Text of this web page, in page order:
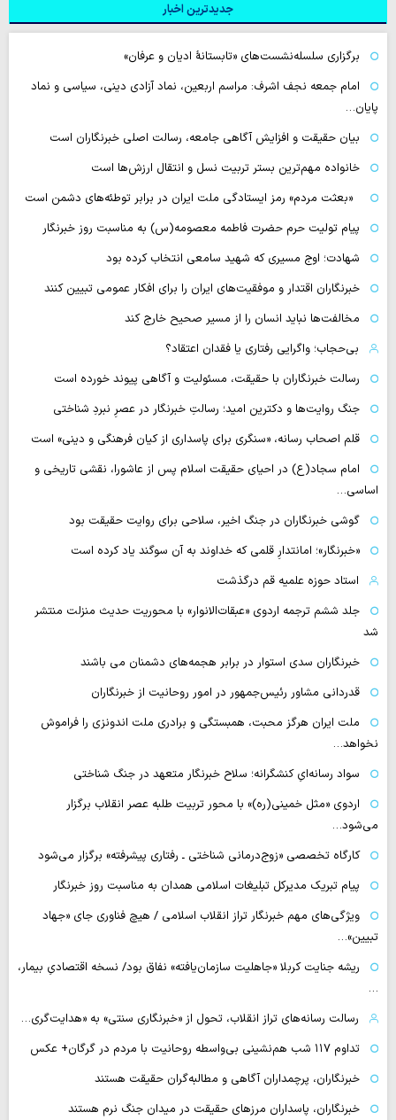
جدیدترین اخبار
برگزاری سلسله‌نشست‌های «تابستانهٔ ادیان و عرفان»
امام جمعه نجف اشرف: مراسم اربعین، نماد آزادی دینی، سیاسی و نماد
پایان…
بیان حقیقت و افزایش آگاهی جامعه، رسالت اصلی خبرنگاران است
خانواده مهم‌ترین بستر تربیت نسل و انتقال ارزش‌ها است
«بعثت مردم» رمز ایستادگی ملت ایران در برابر توطئه‌های دشمن است
پیام تولیت حرم حضرت فاطمه معصومه(س) به مناسبت روز خبرنگار
شهادت؛ اوج مسیری که شهید سامعی انتخاب کرده بود
خبرنگاران اقتدار و موفقیت‌های ایران را برای افکار عمومی تبیین کنند
مخالفت‌ها نباید انسان را از مسیر صحیح خارج کند
بی‌حجاب؛ واگرایی رفتاری یا فقدان اعتقاد؟
رسالت خبرنگاران با حقیقت، مسئولیت و آگاهی پیوند خورده است
جنگ روایت‌ها و دکترین امید؛ رسالتِ خبرنگار در عصرِ نبردِ شناختی
قلم اصحاب رسانه، «سنگری برای پاسداری از کیان فرهنگی و دینی» است
امام سجاد(ع) در احیای حقیقت اسلام پس از عاشورا، نقشی تاریخی و
اساسی…
گوشی خبرنگاران در جنگ اخیر، سلاحی برای روایت حقیقت بود
«خبرنگار»؛ امانتدارِ قلمی که خداوند به آن سوگند یاد کرده است
استاد حوزه علمیه قم درگذشت
جلد ششم ترجمه اردوی «عبقات‌الانوار» با محوریت حدیث منزلت منتشر
شد
خبرنگاران سدی استوار در برابر هجمه‌های دشمنان می باشند
قدردانی مشاور رئیس‌جمهور در امور روحانیت از خبرنگاران
ملت ایران هرگز محبت، همبستگی و برادری ملت اندونزی را فراموش
نخواهد…
سواد رسانه‌ایِ کنشگرانه؛ سلاح خبرنگار متعهد در جنگ شناختی
اردوی «مثل خمینی(ره)» با محور تربیت طلبه عصر انقلاب برگزار
می‌شود…
کارگاه تخصصی «زوج‌درمانی شناختی ـ رفتاری پیشرفته» برگزار می‌شود
پیام تبریک مدیرکل تبلیغات اسلامی همدان به مناسبت روز خبرنگار
ویژگی‌های مهم خبرنگار تراز انقلاب اسلامی / هیچ فناوری‌ جای «جهاد
تبیین»…
ریشه جنایت کربلا «جاهلیت سازمان‌یافته» نفاق بود/ نسخه اقتصادیِ بیمار،
…
رسالت رسانه‌های تراز انقلاب، تحول از «خبرنگاری سنتی» به «هدایت‌گری…
تداوم ۱۱۷ شب هم‌نشینی بی‌واسطه روحانیت با مردم در گرگان+ عکس
خبرنگاران، پرچمداران آگاهی و مطالبه‌گران حقیقت هستند
خبرنگاران، پاسداران مرزهای حقیقت در میدان جنگ نرم هستند